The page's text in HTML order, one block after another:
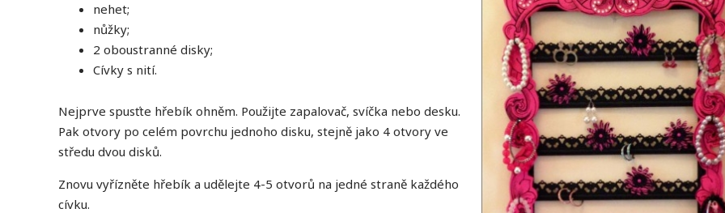
nehet;
nůžky;
2 oboustranné disky;
Cívky s nití.
Nejprve spusťte hřebík ohněm. Použijte zapalovač, svíčka nebo desku.
Pak otvory po celém povrchu jednoho disku, stejně jako 4 otvory ve
středu dvou disků.
Znovu vyřízněte hřebík a udělejte 4-5 otvorů na jedné straně každého
cívku.